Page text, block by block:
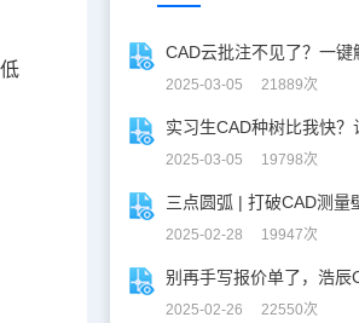
2025-03-05 21889次
2025-03-05 19798次
三点圆弧 | 打破CAD测量
2025-02-28 19947次
2025-02-26 22550次